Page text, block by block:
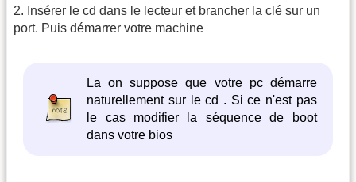
2. Insérer le cd dans le lecteur et brancher la clé sur un
port. Puis démarrer votre machine
La on suppose que votre pc démarre
naturellement sur le cd . Si ce n'est pas
le cas modifier la séquence de boot
dans votre bios